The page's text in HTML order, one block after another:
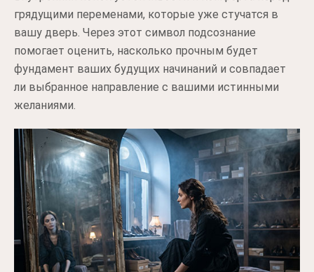
грядущими переменами, которые уже стучатся в
вашу дверь. Через этот символ подсознание
помогает оценить, насколько прочным будет
фундамент ваших будущих начинаний и совпадает
ли выбранное направление с вашими истинными
желаниями.